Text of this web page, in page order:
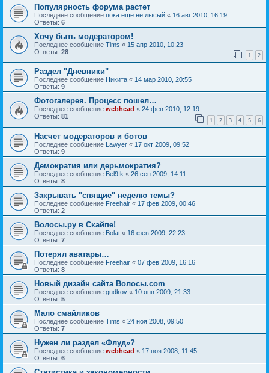
Популярность форума растет
Последнее сообщение пока еще не лысый « 16 авг 2010, 16:19
Ответы: 6
Хочу быть модератором!
Последнее сообщение Tims « 15 апр 2010, 10:23
Ответы: 28 1 2
Раздел "Дневники"
Последнее сообщение Hикита « 14 мар 2010, 20:55
Ответы: 9
Фотогалерея. Процесс пошел…
Последнее сообщение webhead « 24 фев 2010, 12:19
Ответы: 81 1 2 3 4 5 6
Насчет модераторов и ботов
Последнее сообщение Lawyer « 17 окт 2009, 09:52
Ответы: 9
Демократия или дерьмократия?
Последнее сообщение Bel9Ik « 26 сен 2009, 14:11
Ответы: 8
Закрывать "спящие" неделю темы?
Последнее сообщение Freehair « 17 фев 2009, 00:46
Ответы: 2
Волосы.ру в Скайпе!
Последнее сообщение Bolat « 16 фев 2009, 22:23
Ответы: 7
Потерял аватары…
Последнее сообщение Freehair « 07 фев 2009, 16:16
Ответы: 8
Новый дизайн сайта Волосы.com
Последнее сообщение gudkov « 10 янв 2009, 21:33
Ответы: 5
Мало смайликов
Последнее сообщение Tims « 24 ноя 2008, 09:50
Ответы: 7
Нужен ли раздел «Флуд»?
Последнее сообщение webhead « 17 ноя 2008, 11:45
Ответы: 6